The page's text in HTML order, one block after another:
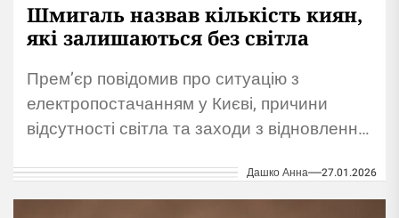
Шмигаль назвав кількість киян,
які залишаються без світла
Прем’єр повідомив про ситуацію з
електропостачанням у Києві, причини
відсутності світла та заходи з відновлення
Дашко Анна 27.01.2026